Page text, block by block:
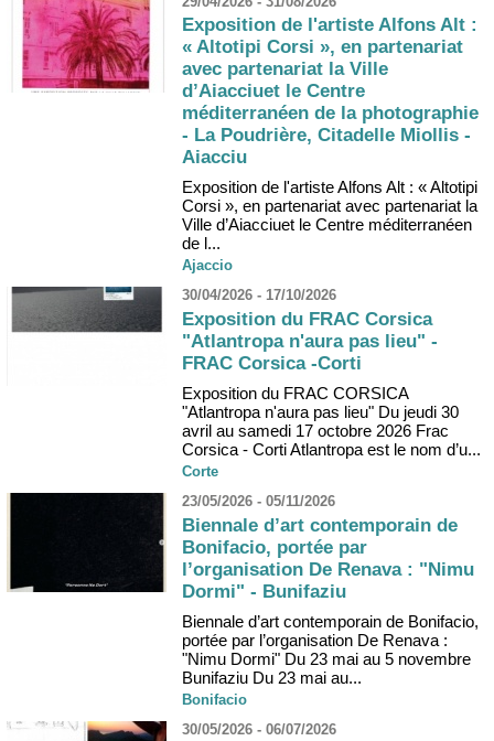
Exposition de l'artiste Alfons Alt :
« Altotipi Corsi », en partenariat
avec partenariat la Ville
d’Aiacciuet le Centre
méditerranéen de la photographie
- La Poudrière, Citadelle Miollis -
Aiacciu
Exposition de l'artiste Alfons Alt : « Altotipi
Corsi », en partenariat avec partenariat la
Ville d’Aiacciuet le Centre méditerranéen
de l...
Ajaccio
30/04/2026 - 17/10/2026
Exposition du FRAC Corsica
"Atlantropa n'aura pas lieu" -
FRAC Corsica -Corti
Exposition du FRAC CORSICA
"Atlantropa n'aura pas lieu" Du jeudi 30
avril au samedi 17 octobre 2026 Frac
Corsica - Corti Atlantropa est le nom d’u...
Corte
23/05/2026 - 05/11/2026
Biennale d’art contemporain de
Bonifacio, portée par
l’organisation De Renava : "Nimu
Dormi" - Bunifaziu
Biennale d’art contemporain de Bonifacio,
portée par l’organisation De Renava :
"Nimu Dormi" Du 23 mai au 5 novembre
Bunifaziu Du 23 mai au...
Bonifacio
30/05/2026 - 06/07/2026